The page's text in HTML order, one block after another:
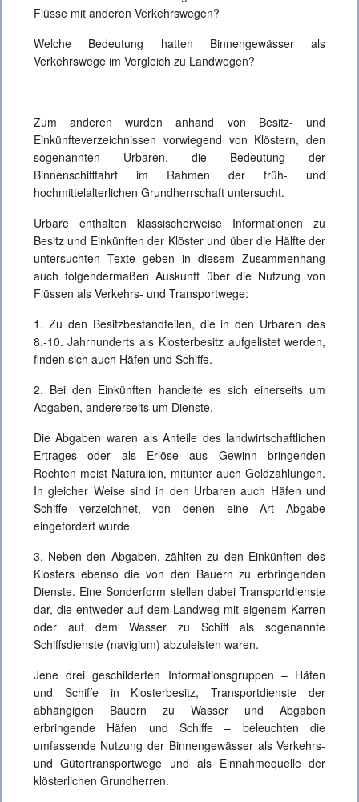
Flüsse mit anderen Verkehrswegen?
Welche Bedeutung hatten Binnengewässer als
Verkehrswege im Vergleich zu Landwegen?
Zum anderen wurden anhand von Besitz- und
Einkünfteverzeichnissen vorwiegend von Klöstern, den
sogenannten Urbaren, die Bedeutung der
Binnenschifffahrt im Rahmen der früh- und
hochmittelalterlichen Grundherrschaft untersucht.
Urbare enthalten klassischerweise Informationen zu
Besitz und Einkünften der Klöster und über die Hälfte der
untersuchten Texte geben in diesem Zusammenhang
auch folgendermaßen Auskunft über die Nutzung von
Flüssen als Verkehrs- und Transportwege:
1. Zu den Besitzbestandteilen, die in den Urbaren des
8.-10. Jahrhunderts als Klosterbesitz aufgelistet werden,
finden sich auch Häfen und Schiffe.
2. Bei den Einkünften handelte es sich einerseits um
Abgaben, andererseits um Dienste.
Die Abgaben waren als Anteile des landwirtschaftlichen
Ertrages oder als Erlöse aus Gewinn bringenden
Rechten meist Naturalien, mitunter auch Geldzahlungen.
In gleicher Weise sind in den Urbaren auch Häfen und
Schiffe verzeichnet, von denen eine Art Abgabe
eingefordert wurde.
3. Neben den Abgaben, zählten zu den Einkünften des
Klosters ebenso die von den Bauern zu erbringenden
Dienste. Eine Sonderform stellen dabei Transportdienste
dar, die entweder auf dem Landweg mit eigenem Karren
oder auf dem Wasser zu Schiff als sogenannte
Schiffsdienste (navigium) abzuleisten waren.
Jene drei geschilderten Informationsgruppen – Häfen
und Schiffe in Klosterbesitz, Transportdienste der
abhängigen Bauern zu Wasser und Abgaben
erbringende Häfen und Schiffe – beleuchten die
umfassende Nutzung der Binnengewässer als Verkehrs-
und Gütertransportwege und als Einnahmequelle der
klösterlichen Grundherren.